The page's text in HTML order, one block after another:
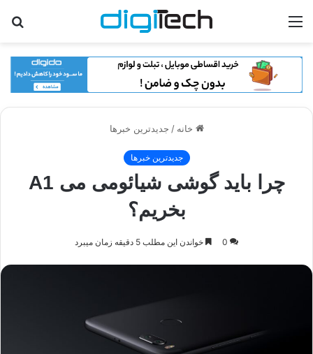
منو
خانه / جدیدترین خبرها
جدیدترین خبرها
چرا باید گوشی شیائومی می A1
بخریم؟
0 خواندن این مطلب 5 دقیقه زمان میبرد